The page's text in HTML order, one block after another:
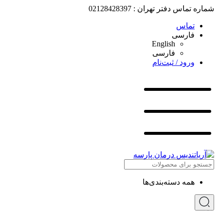
شماره تماس دفتر تهران : 02128428397
تماس
فارسی
English
فارسی
ورود / ثبت‌نام
همه دسته‌بندی‌ها